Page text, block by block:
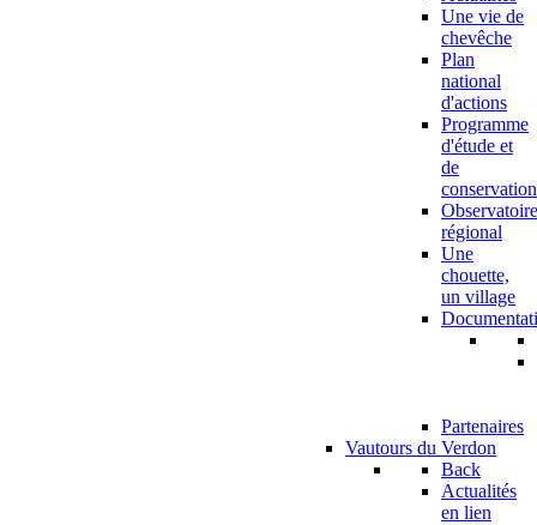
Une vie de
chevêche
Plan
national
d'actions
Programme
d'étude et
de
conservation
Observatoire
régional
Une
chouette,
un village
Partenaires
Vautours du Verdon
Back
Actualités
en lien